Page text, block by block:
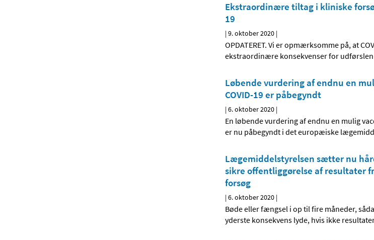
Ekstraordinære tiltag i kliniske
19
|9. oktober 2020 |
OPDATERET. Vi er opmærksomme på, at
ekstraordinære konsekvenser for
Løbende vurdering af endnu en
COVID-19 er påbegyndt
|6. oktober 2020 |
En løbende vurdering af endnu en mulig
er nu påbegyndt i det europæiske
Lægemiddelstyrelsen sætter nu
sikre offentliggørelse af resultater
forsøg
|6. oktober 2020 |
Bøde eller fængsel i op til fire måneder,
yderste konsekvens lyde, hvis ikke